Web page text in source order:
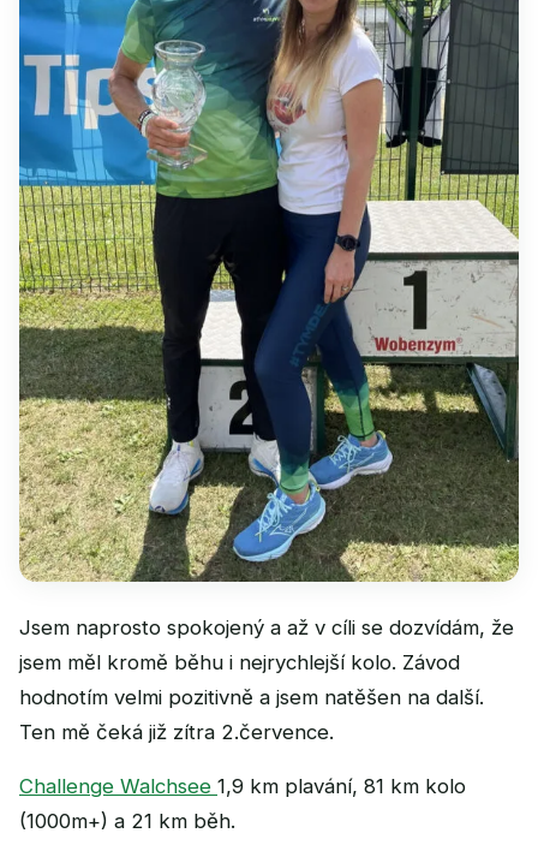
Jsem naprosto spokojený a až v cíli se dozvídám, že
jsem měl kromě běhu i nejrychlejší kolo. Závod
hodnotím velmi pozitivně a jsem natěšen na další.
Ten mě čeká již zítra 2.července.
Challenge Walchsee 1,9 km plavání, 81 km kolo
(1000m+) a 21 km běh.